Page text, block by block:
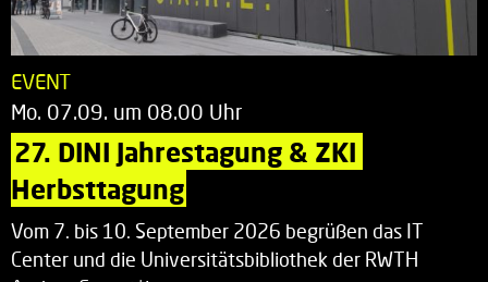
EVENT
Mo. 07.09. um 08.00 Uhr
27. DINI Jahrestagung & ZKI
Herbsttagung
Vom 7. bis 10. September 2026 begrüßen das IT
Center und die Universitätsbibliothek der RWTH